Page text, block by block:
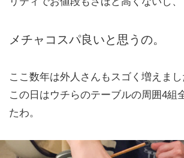
メチャコスパ良いと思うの。
ここ数年は外人さんもスゴく増えまし
この日はウチらのテーブルの周囲4組
たわ。